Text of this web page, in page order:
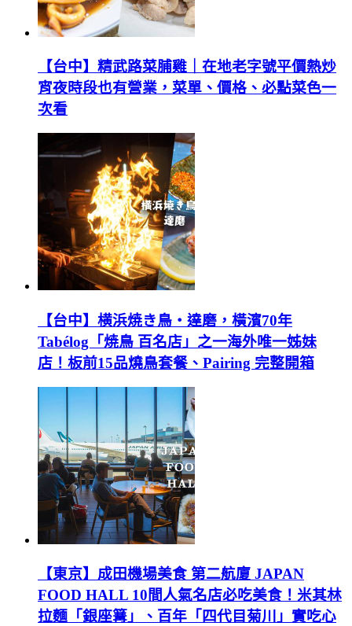
【台中】精武路菜脯雞｜在地老字號平價熱炒
宵夜時段也有營業，菜單、價格、必點菜色一
次看
【台中】横浜焼き鳥‧達磨，橫濱70年
Tabélog「焼鳥 百名店」之一海外唯一姊妹
店！板前15品燒鳥套餐、Pairing 完整開箱
【東京】成田機場美食 第二航廈 JAPAN
FOOD HALL 10間人氣名店必吃美食！米其林
拉麵「銀座篝」、百年「四代目菊川」實吃心